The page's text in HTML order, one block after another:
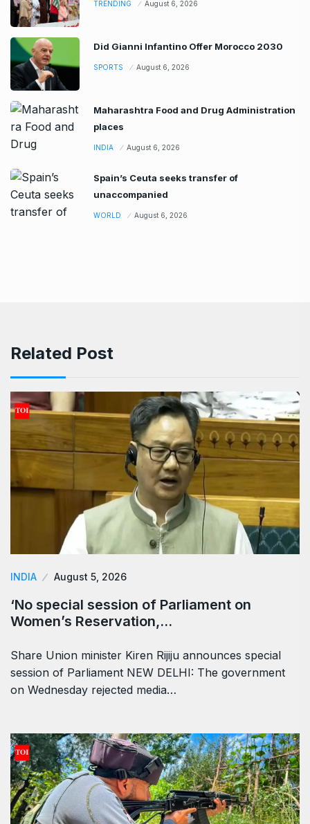
TRENDING August 6, 2026
Did Gianni Infantino Offer Morocco 2030
SPORTS August 6, 2026
Maharashtra Food and Drug Administration
places
INDIA August 6, 2026
Spain’s Ceuta seeks transfer of
unaccompanied
WORLD August 6, 2026
Related Post
INDIA August 5, 2026
‘No special session of Parliament on
Women’s Reservation,…
Share Union minister Kiren Rijiju announces special
session of Parliament NEW DELHI: The government
on Wednesday rejected media…